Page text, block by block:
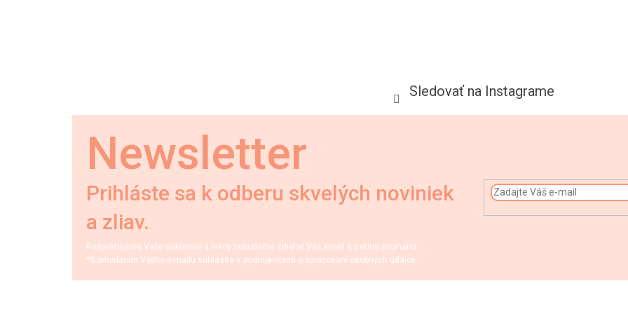
Sledovať na Instagrame
Newsletter
Prihláste sa k odberu skvelých noviniek
a zliav.
Rešpektujeme Vaše súkromie a nikdy nebudeme zdieľať Váš email s tretími stranami.
*S odoslaním Vášho e-mailu súhlasíte s podmienkami o spracovaní osobných údajov.